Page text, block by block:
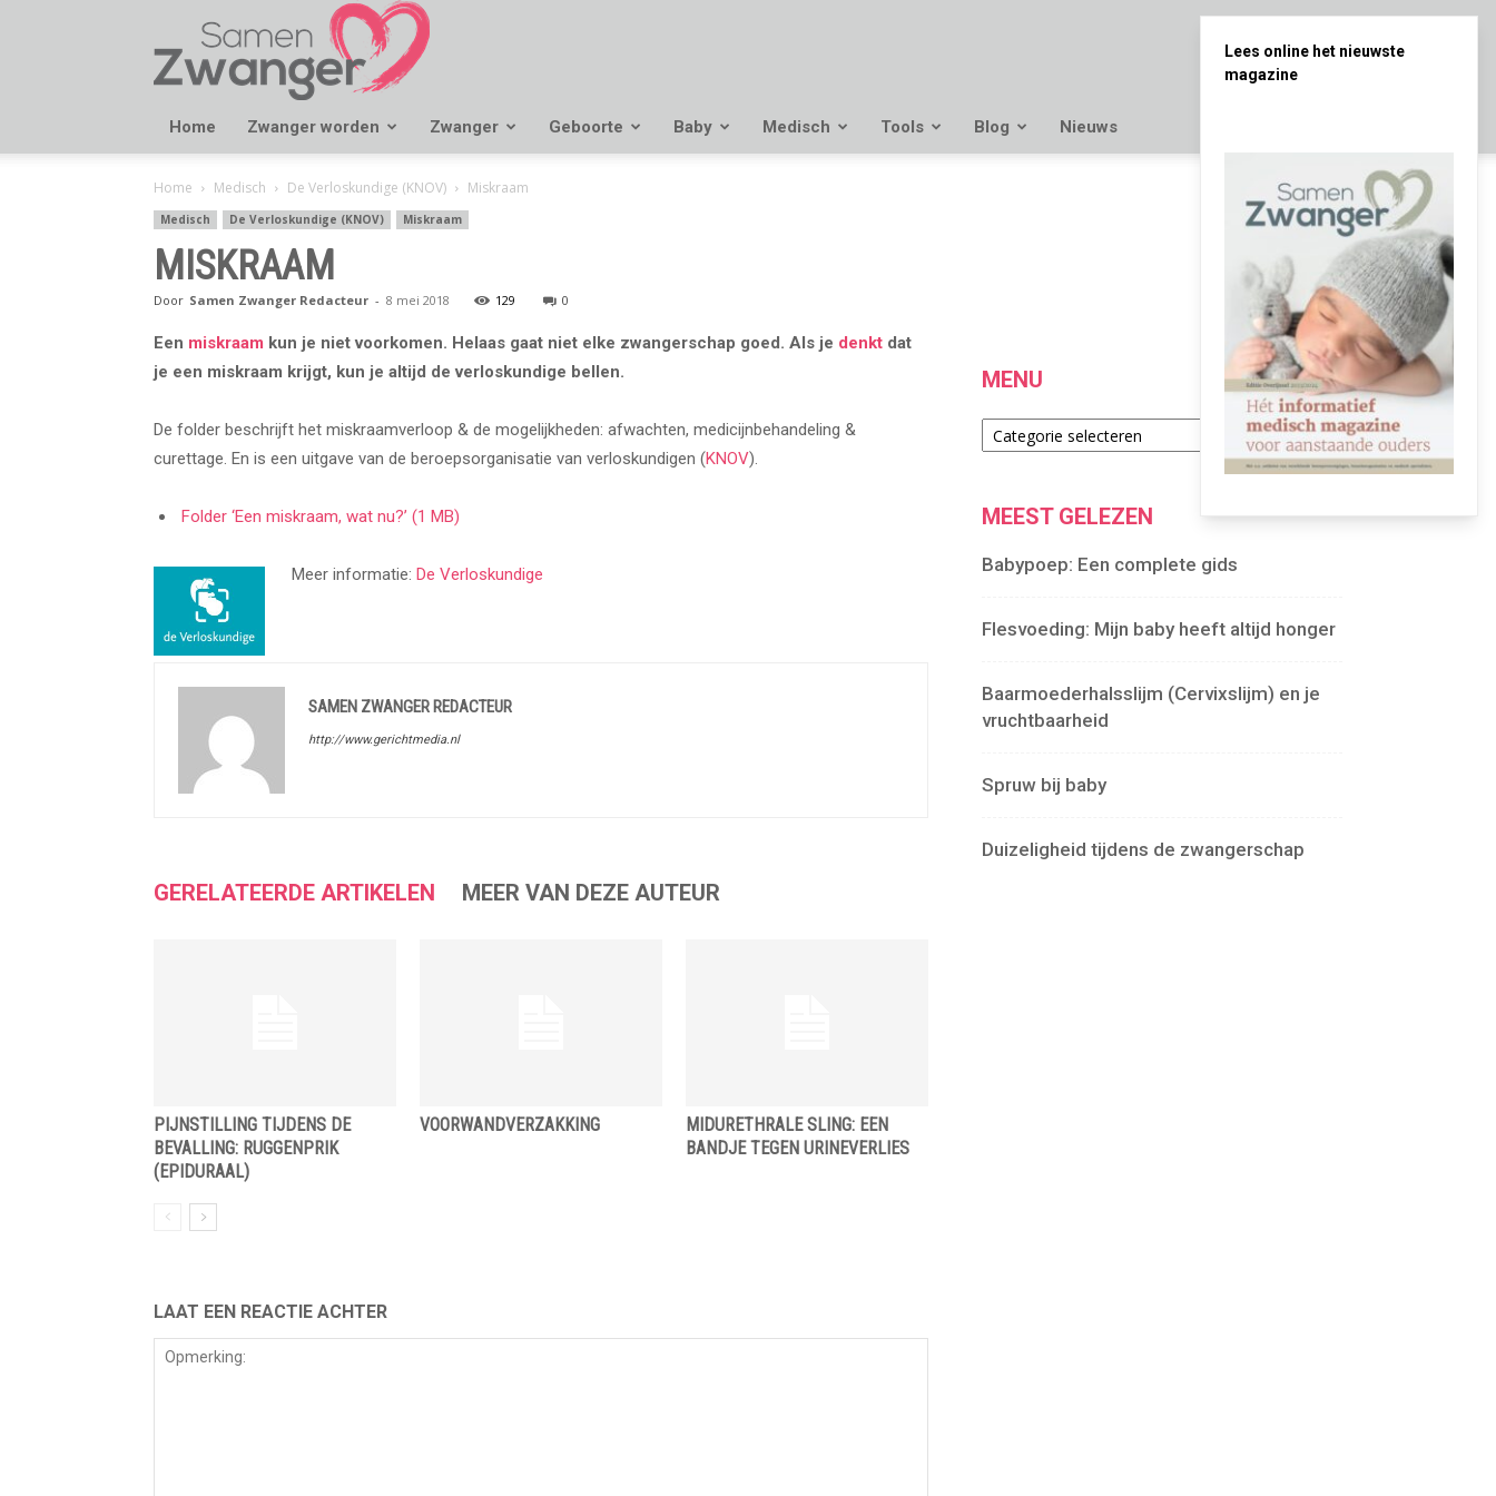
Samen
Zwanger
Home Zwanger worden Zwanger Geboorte Baby Medisch Tools Blog Nieuws
Home Medisch De Verloskundige (KNOV) Miskraam
Medisch De Verloskundige (KNOV) Miskraam
MISKRAAM
Door Samen Zwanger Redacteur - 8 mei 2018 129 0
Een miskraam kun je niet voorkomen. Helaas gaat niet elke zwangerschap goed. Als je denkt dat
je een miskraam krijgt, kun je altijd de verloskundige bellen.
De folder beschrijft het miskraamverloop & de mogelijkheden: afwachten, medicijnbehandeling &
curettage. En is een uitgave van de beroepsorganisatie van verloskundigen (KNOV).
Folder ‘Een miskraam, wat nu?’ (1 MB)
Meer informatie: De Verloskundige
SAMEN ZWANGER REDACTEUR
http://www.gerichtmedia.nl
GERELATEERDE ARTIKELEN MEER VAN DEZE AUTEUR
PIJNSTILLING TIJDENS DE
BEVALLING: RUGGENPRIK
(EPIDURAAL)
VOORWANDVERZAKKING
MIDURETHRALE SLING: EEN
BANDJE TEGEN URINEVERLIES
LAAT EEN REACTIE ACHTER
MENU
Menu
MEEST GELEZEN
Babypoep: Een complete gids
Flesvoeding: Mijn baby heeft altijd honger
Baarmoederhalsslijm (Cervixslijm) en je
vruchtbaarheid
Spruw bij baby
Duizeligheid tijdens de zwangerschap
Lees online het nieuwste
magazine